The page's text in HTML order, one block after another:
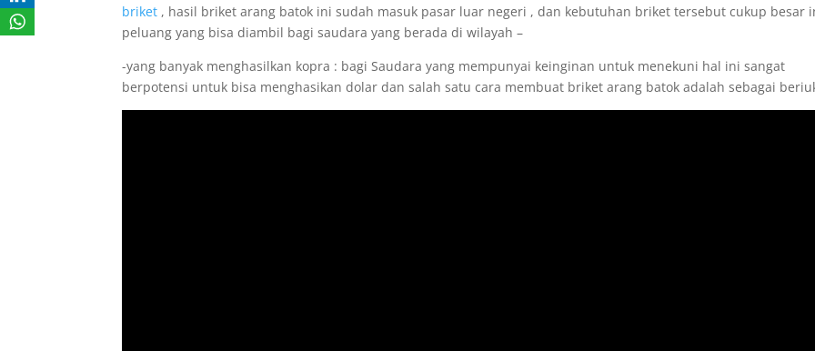
briket , hasil briket arang batok ini sudah masuk pasar luar negeri , dan kebutuhan briket tersebut cukup besar
peluang yang bisa diambil bagi saudara yang berada di wilayah –
-yang banyak menghasilkan kopra : bagi Saudara yang mempunyai keinginan untuk menekuni hal ini sangat
berpotensi untuk bisa menghasikan dolar dan salah satu cara membuat briket arang batok adalah sebagai